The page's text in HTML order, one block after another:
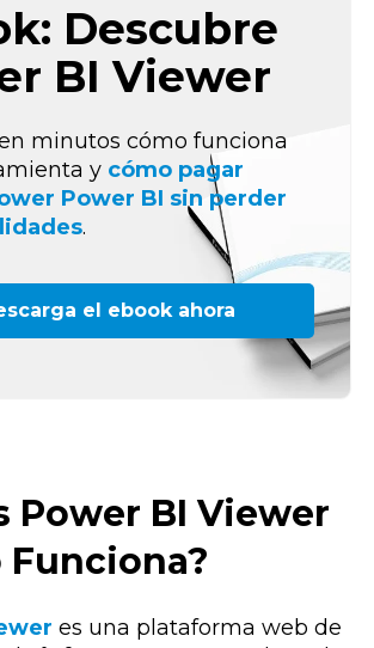
Descubre
BI Viewer
minutos cómo funciona
y cómo pagar
Power BI sin perder
.
el ebook ahora
Power BI Viewer
Funciona?
es una plataforma web de